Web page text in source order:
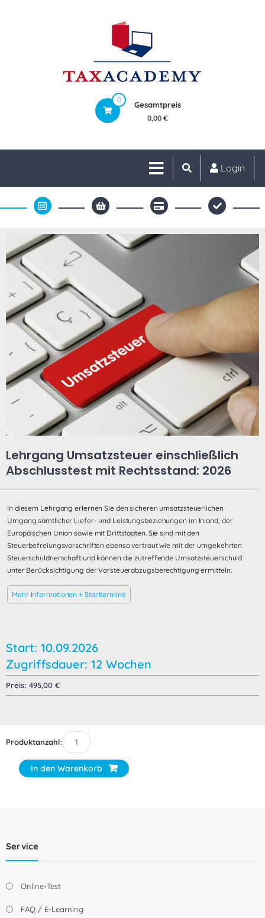
0
Gesamtpreis
0,00 €
Login
Lehrgang Umsatzsteuer einschließlich
Abschlusstest mit Rechtsstand: 2026
In diesem Lehrgang erlernen Sie den sicheren umsatzsteuerlichen
Umgang sämtlicher Liefer- und Leistungsbeziehungen im Inland, der
Europäischen Union sowie mit Drittstaaten. Sie sind mit den
Steuerbefreiungsvorschriften ebenso vertraut wie mit der umgekehrten
Steuerschuldnerschaft und können die zutreffende Umsatzsteuerschuld
unter Berücksichtigung der Vorsteuerabzugsberechtigung ermitteln.
Mehr Informationen + Starttermine
Start: 10.09.2026
Zugriffsdauer: 12 Wochen
Preis: 495,00 €
Produktanzahl:
In den Warenkorb
Service
Online-Test
FAQ / E-Learning